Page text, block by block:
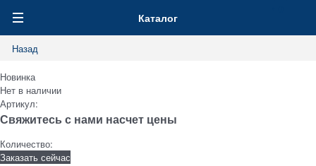
Каталог
Назад
Новинка
Нет в наличии
Артикул:
Свяжитесь с нами насчет цены
Количество:
Заказать сейчас